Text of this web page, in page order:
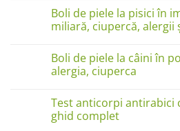
Câinele
se
linge
Cauze
și
soluții
Boli de piele la pisici în
miliară, ciupercă, alergii
la
Boli
de
pisici
în
imagini:
Boli de piele la câini în
alergia, ciuperca
Boli
de
Test anticorpi antirabici
ghid complet